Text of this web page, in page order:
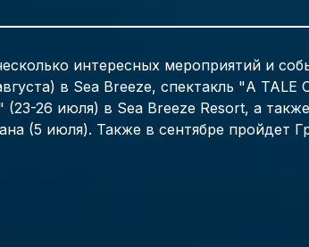
интересных мероприятий и
в Sea Breeze, спектакль "A TALE
26 июля) в Sea Breeze Resort, а
(5 июля). Также в сентябре пройдет